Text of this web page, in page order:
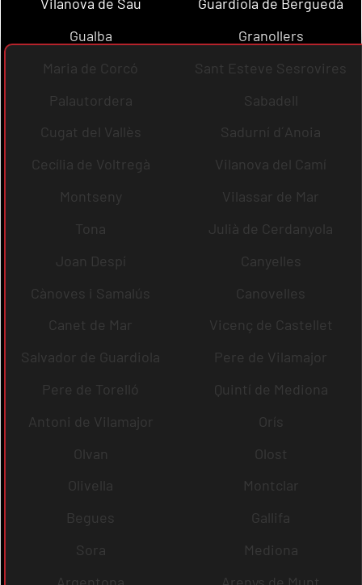
Gualba
Granollers
Maria de Corcó
Sant Esteve Sesrovires
Palautordera
Sabadell
Cugat del Vallès
Sadurní d´Anoia
Cecília de Voltregà
Vilanova del Camí
Montseny
Vilassar de Mar
Tona
Julià de Cerdanyola
Joan Despí
Canyelles
Cànoves i Samalús
Canovelles
Canet de Mar
Vicenç de Castellet
Salvador de Guardiola
Pere de Vilamajor
Pere de Torelló
Quintí de Mediona
Antoni de Vilamajor
Orís
Olvan
Olost
Olivella
Montclar
Begues
Gallifa
Sora
Mediona